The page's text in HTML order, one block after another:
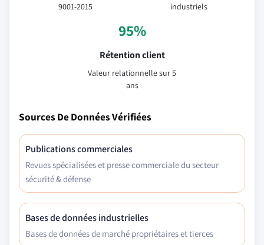
9001-2015
industriels
95%
Rétention client
Valeur relationnelle sur 5
ans
Sources De Données Vérifiées
Publications commerciales
Revues spécialisées et presse commerciale du secteur
sécurité & défense
Bases de données industrielles
Bases de données de marché propriétaires et tierces